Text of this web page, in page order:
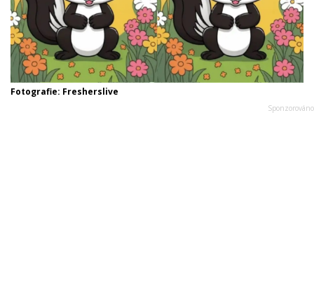
Fotografie: Fresherslive